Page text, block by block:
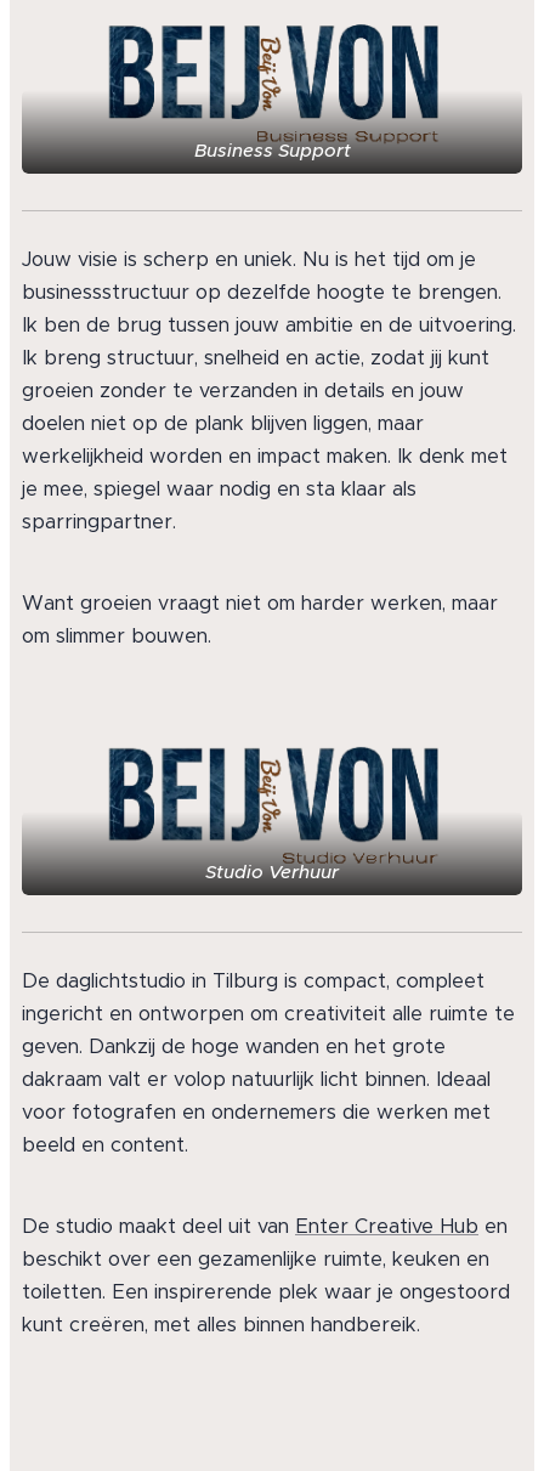
Business Support
Jouw visie is scherp en uniek. Nu is het tijd om je
businessstructuur op dezelfde hoogte te brengen.
Ik ben de brug tussen jouw ambitie en de uitvoering.
Ik breng structuur, snelheid en actie, zodat jij kunt
groeien zonder te verzanden in details en jouw
doelen niet op de plank blijven liggen, maar
werkelijkheid worden en impact maken. Ik denk met
je mee, spiegel waar nodig en sta klaar als
sparringpartner.
Want groeien vraagt niet om harder werken, maar
om slimmer bouwen.
Studio Verhuur
De daglichtstudio in Tilburg is compact, compleet
ingericht en ontworpen om creativiteit alle ruimte te
geven. Dankzij de hoge wanden en het grote
dakraam valt er volop natuurlijk licht binnen. Ideaal
voor fotografen en ondernemers die werken met
beeld en content.
De studio maakt deel uit van Enter Creative Hub en
beschikt over een gezamenlijke ruimte, keuken en
toiletten. Een inspirerende plek waar je ongestoord
kunt creëren, met alles binnen handbereik.